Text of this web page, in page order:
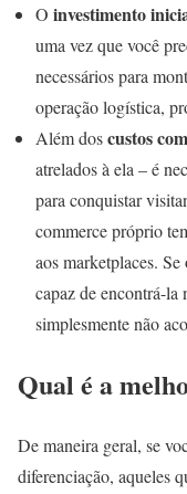
O investimento
uma vez que você
necessários para
operação logística,
Além doscustos
atrelados à ela – é
para conquistar
commerce próprio
aos marketplaces.
capaz de encontrá-la
simplesmente não
Qual é a
De maneira geral, se
diferenciação, aqueles